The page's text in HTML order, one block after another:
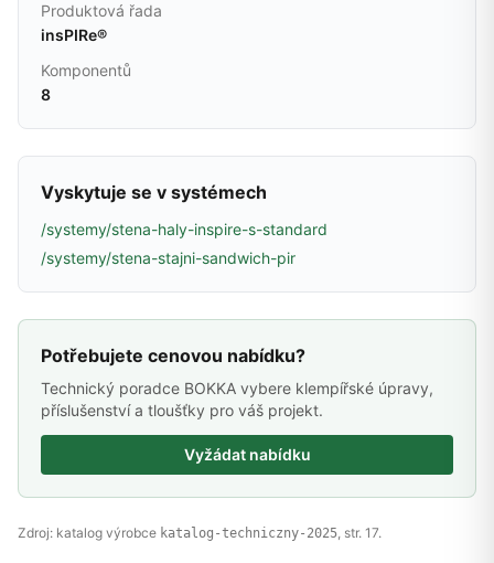
Produktová řada
insPIRe®
Komponentů
8
Vyskytuje se v systémech
/systemy/stena-haly-inspire-s-standard
/systemy/stena-stajni-sandwich-pir
Potřebujete cenovou nabídku?
Technický poradce BOKKA vybere klempířské úpravy,
příslušenství a tloušťky pro váš projekt.
Vyžádat nabídku
Zdroj: katalog výrobce katalog-techniczny-2025, str. 17.